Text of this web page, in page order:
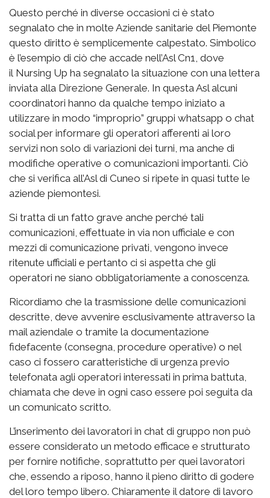
Questo perché in diverse occasioni ci è stato
segnalato che in molte Aziende sanitarie del Piemonte
questo diritto è semplicemente calpestato. Simbolico
è l’esempio di ciò che accade nell’Asl Cn1, dove
il Nursing Up ha segnalato la situazione con una lettera
inviata alla Direzione Generale. In questa Asl alcuni
coordinatori hanno da qualche tempo iniziato a
utilizzare in modo “improprio” gruppi whatsapp o chat
social per informare gli operatori afferenti ai loro
servizi non solo di variazioni dei turni, ma anche di
modifiche operative o comunicazioni importanti. Ciò
che si verifica all’Asl di Cuneo si ripete in quasi tutte le
aziende piemontesi.
Si tratta di un fatto grave anche perché tali
comunicazioni, effettuate in via non ufficiale e con
mezzi di comunicazione privati, vengono invece
ritenute ufficiali e pertanto ci si aspetta che gli
operatori ne siano obbligatoriamente a conoscenza.
Ricordiamo che la trasmissione delle comunicazioni
descritte, deve avvenire esclusivamente attraverso la
mail aziendale o tramite la documentazione
fidefacente (consegna, procedure operative) o nel
caso ci fossero caratteristiche di urgenza previo
telefonata agli operatori interessati in prima battuta,
chiamata che deve in ogni caso essere poi seguita da
un comunicato scritto.
L’inserimento dei lavoratori in chat di gruppo non può
essere considerato un metodo efficace e strutturato
per fornire notifiche, soprattutto per quei lavoratori
che, essendo a riposo, hanno il pieno diritto di godere
del loro tempo libero. Chiaramente il datore di lavoro